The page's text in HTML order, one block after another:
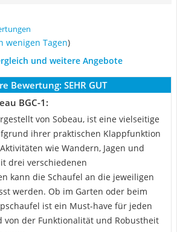
wenigen Tagen)
und weitere Angebote
Bewertung: SEHR GUT
‎BGC-1:
von Sobeau, ist eine vielseitige
ihrer praktischen Klappfunktion
wie Wandern, Jagen und
drei verschiedenen
kann die Schaufel an die jeweiligen
werden. Ob im Garten oder beim
ist ein Must-have für jeden
von der Funktionalität und Robustheit